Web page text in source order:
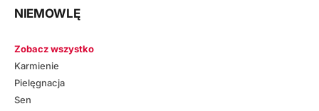
NIEMOWLĘ
Zobacz wszystko
Karmienie
Pielęgnacja
Sen